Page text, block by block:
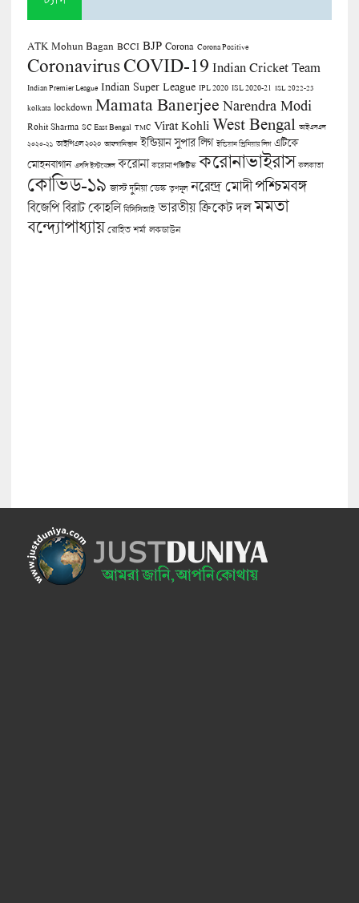
ATK Mohun Bagan BCCI BJP Corona Corona Positive
CoronavirusCOVID-19 Indian Cricket Team
Indian Premier League Indian Super League IPL 2020 ISL 2020-21 ISL 2022-23
kolkata lockdown Mamata Banerjee Narendra Modi
Rohit Sharma SC East Bengal TMC Virat Kohli West Bengal আইএসএল
২০২০-২১ আইপিএল ২০২০ আফগানিস্তান ইন্ডিয়ান সুপার লিগ ইন্ডিয়ান প্রিমিয়ার লিগ এটিকে
মোহনবাগান এসসি ইস্টবেঙ্গল করোনা করোনা পজিটিভ করোনাভাইরাস কলকাতা
কোভিড-১৯ জাস্ট দুনিয়া ডেস্ক তৃণমূল নরেন্দ্র মোদী পশ্চিমবঙ্গ
বিজেপি বিরাট কোহলি বিসিসিআই ভারতীয় ক্রিকেট দল মমতা
বন্দ্যোপাধ্যায় রোহিত শর্মা লকডাউন